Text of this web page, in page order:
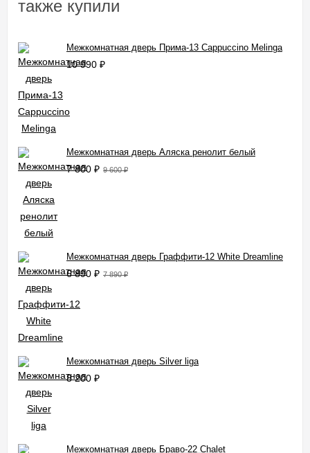
также купили
Межкомнатная дверь Прима-13 Cappuccino Melinga
10 990 ₽
Межкомнатная дверь Аляска ренолит белый
7 800 ₽ 9 600₽
Межкомнатная дверь Граффити-12 White Dreamline
6 890 ₽ 7 890₽
Межкомнатная дверь Silver liga
8 200 ₽
Межкомнатная дверь Браво-22 Chalet